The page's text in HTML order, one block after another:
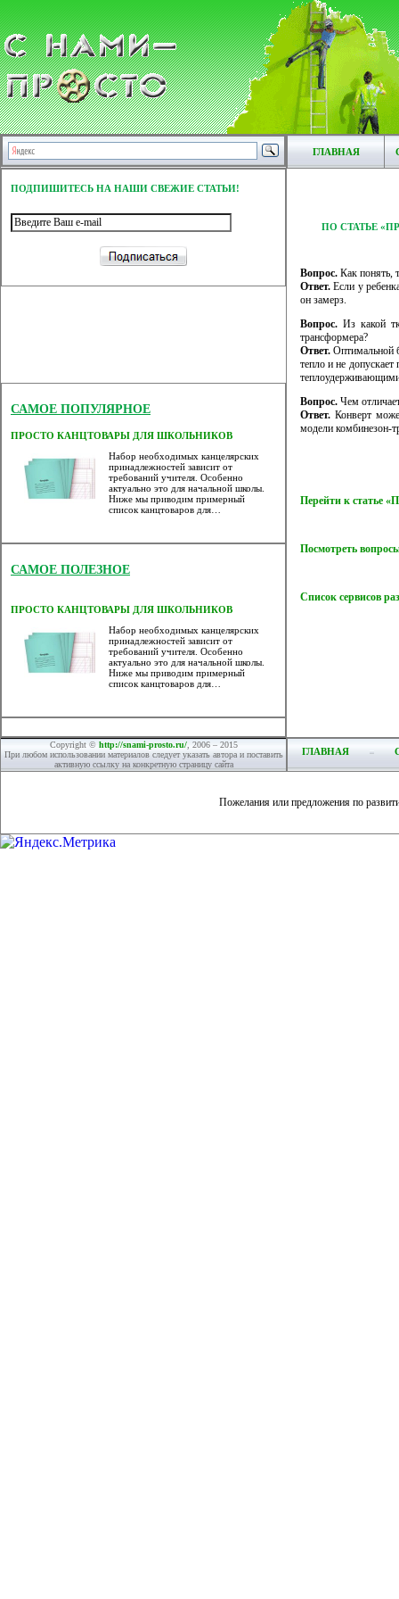
ГЛАВНАЯ
ПОДПИШИТЕСЬ НА НАШИ СВЕЖИЕ СТАТЬИ!
САМОЕ ПОПУЛЯРНОЕ
ПРОСТО КАНЦТОВАРЫ ДЛЯ ШКОЛЬНИКОВ
Набор необходимых канцелярских
принадлежностей зависит от
требований учителя. Особенно
актуально это для начальной школы.
Ниже мы приводим примерный
список канцтоваров для…
САМОЕ ПОЛЕЗНОЕ
ПРОСТО КАНЦТОВАРЫ ДЛЯ ШКОЛЬНИКОВ
Набор необходимых канцелярских
принадлежностей зависит от
требований учителя. Особенно
актуально это для начальной школы.
Ниже мы приводим примерный
список канцтоваров для…
ПО СТАТЬЕ
Вопрос. Как понять,
Ответ. Если у
он замерз.
Вопрос. Из какой
трансформера?
Ответ. Оптимальной
тепло и не
Вопрос. Чем
Ответ. Конверт
модели комбинезон-
Перейти к статье
Посмотреть
Список сервисов
Copyright © http://snami-prosto.ru/, 2006 – 2015
При любом использовании материалов следует указать автора и поставить
активную ссылку на конкретную страницу сайта
ГЛАВНАЯ
Пожелания или предложения по